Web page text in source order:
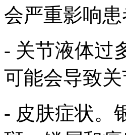
会严重影响
- 关节液体过
可能会导致
- 皮肤症状。